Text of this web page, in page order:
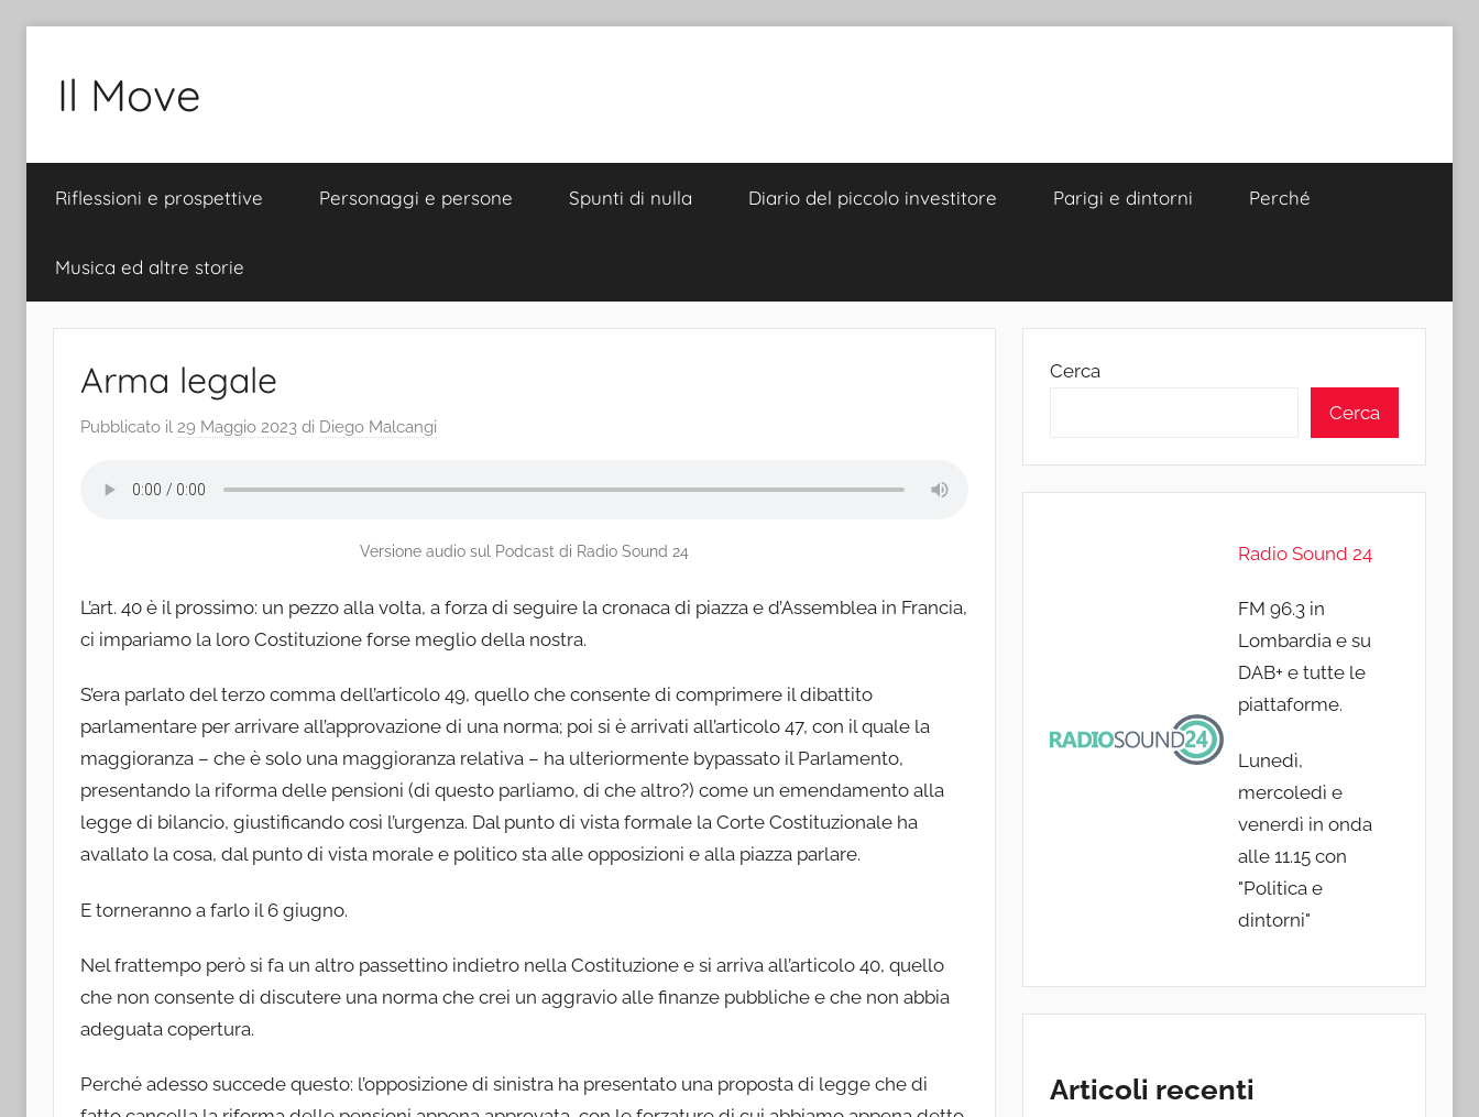
contenuto
Il Move
Riflessioni e prospettive Personaggi e persone Spunti di nulla Diario del piccolo investitore Parigi e dintorni Perché
Musica ed altre storie
Arma legale
Pubblicato il 29 Maggio 2023 di Diego Malcangi
Versione audio sul Podcast di Radio Sound 24
L’art. 40 è il prossimo: un pezzo alla volta, a forza di seguire la cronaca di piazza e d’Assemblea in Francia,
ci impariamo la loro Costituzione forse meglio della nostra.
S’era parlato del terzo comma dell’articolo 49, quello che consente di comprimere il dibattito
parlamentare per arrivare all’approvazione di una norma; poi si è arrivati all’articolo 47, con il quale la
maggioranza – che è solo una maggioranza relativa – ha ulteriormente bypassato il Parlamento,
presentando la riforma delle pensioni (di questo parliamo, di che altro?) come un emendamento alla
legge di bilancio, giustificando così l’urgenza. Dal punto di vista formale la Corte Costituzionale ha
avallato la cosa, dal punto di vista morale e politico sta alle opposizioni e alla piazza parlare.
E torneranno a farlo il 6 giugno.
Nel frattempo però si fa un altro passettino indietro nella Costituzione e si arriva all’articolo 40, quello
che non consente di discutere una norma che crei un aggravio alle finanze pubbliche e che non abbia
adeguata copertura.
Perché adesso succede questo: l’opposizione di sinistra ha presentato una proposta di legge che di
Cerca
Cerca
Radio Sound 24
FM 96.3 in
Lombardia e su
DAB+ e tutte le
piattaforme.
Lunedì,
mercoledì e
venerdì in onda
alle 11.15 con
"Politica e
dintorni"
Articoli recenti